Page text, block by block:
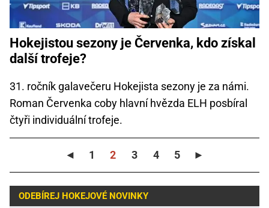
Hokejistou sezony je Červenka, kdo získal
další trofeje?
31. ročník galavečeru Hokejista sezony je za námi.
Roman Červenka coby hlavní hvězda ELH posbíral
čtyři individuální trofeje.
◄ 1 2 3 4 5 ►
ODEBÍREJ HOKEJOVÉ NOVINKY